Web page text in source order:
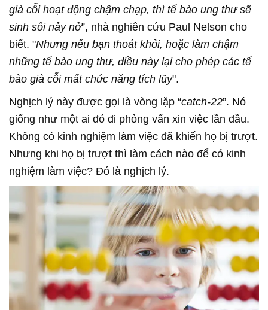
già cỗi hoạt động chậm chạp, thì tế bào ung thư sẽ
sinh sôi nảy nở”, nhà nghiên cứu Paul Nelson cho
biết. "Nhưng nếu bạn thoát khỏi, hoặc làm chậm
những tế bào ung thư, điều này lại cho phép các tế
bào già cỗi mất chức năng tích lũy".
Nghịch lý này được gọi là vòng lặp “catch-22”. Nó
giống như một ai đó đi phỏng vấn xin việc lần đầu.
Không có kinh nghiệm làm việc đã khiến họ bị trượt.
Nhưng khi họ bị trượt thì làm cách nào để có kinh
nghiệm làm việc? Đó là nghịch lý.